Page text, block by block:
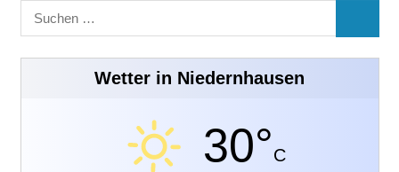
Suchen
nach:
Wetter in Niedernhausen
30°C